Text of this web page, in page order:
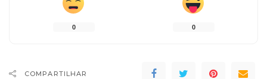
0 0
COMPARTILHAR